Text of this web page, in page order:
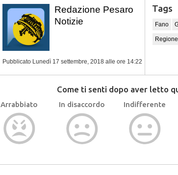
Redazione Pesaro
Notizie
Pubblicato Lunedì 17 settembre, 2018 alle ore 14:22
Tags
Fano
Come ti senti dopo aver letto
Arrabbiato In disaccordo Indifferente